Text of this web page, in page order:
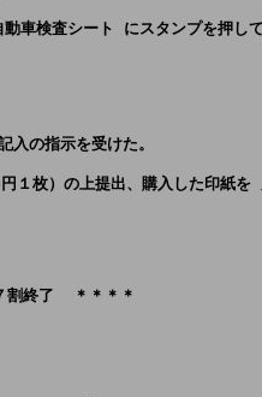
車検査シート にスタンプを押し
の指示を受けた。
枚）の上提出、購入した印紙を
終了  ＊＊＊＊